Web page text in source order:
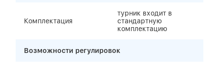
Комплектация
турник входит в
стандартную
комплектацию
Возможности регулировок